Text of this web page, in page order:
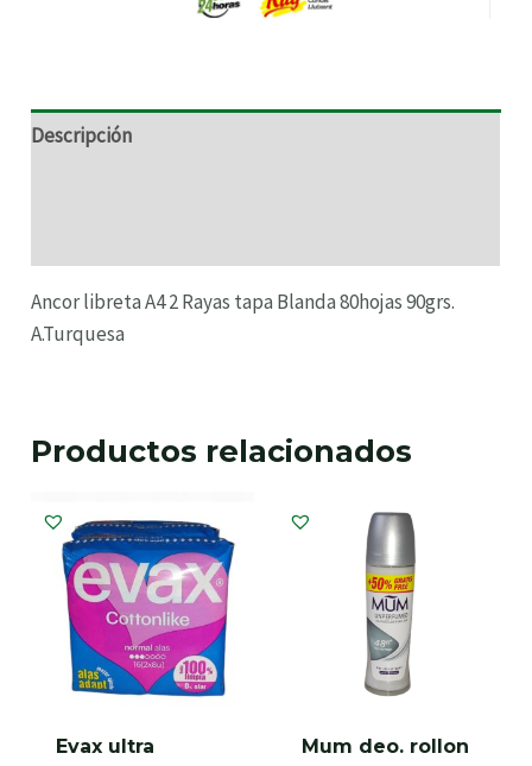
Descripción
Ancor libreta A4 2 Rayas tapa Blanda 80hojas 90grs.
A.Turquesa
Productos relacionados
Evax ultra
Mum deo. rollon